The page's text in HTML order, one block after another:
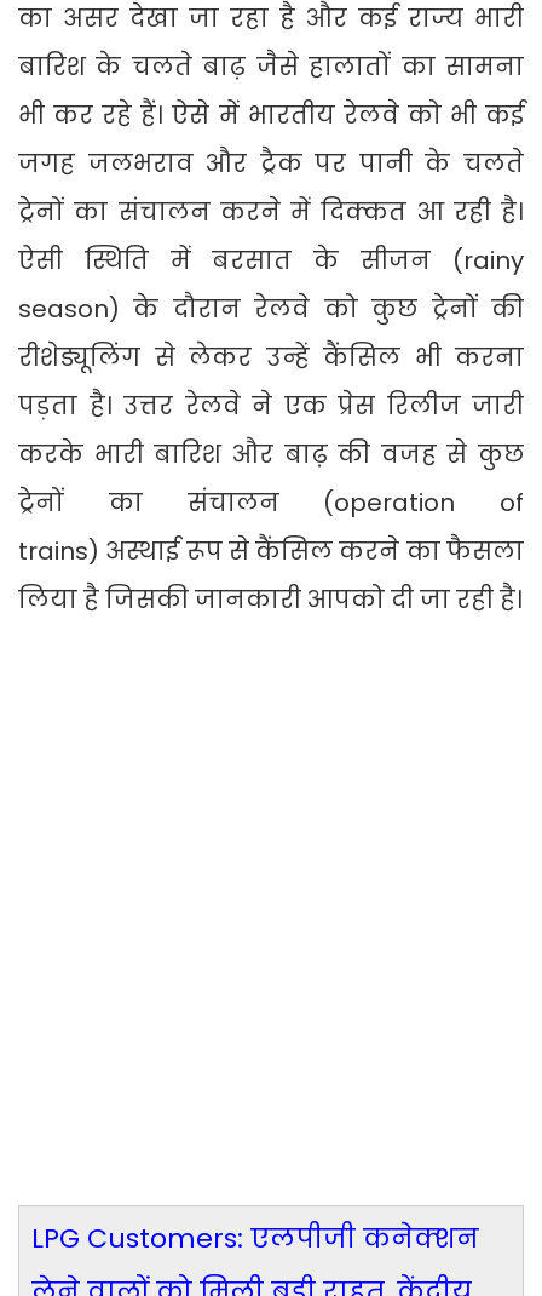
का असर देखा जा रहा है और कई राज्य भारी
बारिश के चलते बाढ़ जैसे हालातों का सामना
भी कर रहे हैं। ऐसे में भारतीय रेलवे को भी कई
जगह जलभराव और ट्रैक पर पानी के चलते
ट्रेनों का संचालन करने में दिक्कत आ रही है।
ऐसी स्थिति में बरसात के सीजन (rainy
season) के दौरान रेलवे को कुछ ट्रेनों की
रीशेड्यूलिंग से लेकर उन्हें कैंसिल भी करना
पड़ता है। उत्तर रेलवे ने एक प्रेस रिलीज जारी
करके भारी बारिश और बाढ़ की वजह से कुछ
ट्रेनों का संचालन (operation of
trains) अस्थाई रूप से कैंसिल करने का फैसला
लिया है जिसकी जानकारी आपको दी जा रही है।
LPG Customers: एलपीजी कनेक्‍शन